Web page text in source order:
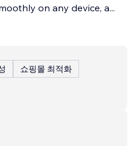
on any device, a...
쇼핑몰 최적화